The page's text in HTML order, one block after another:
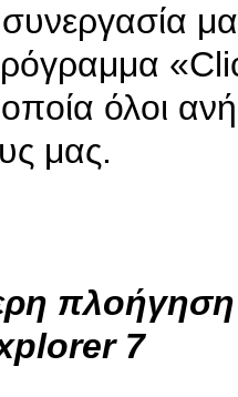
όλοι
μας.
7